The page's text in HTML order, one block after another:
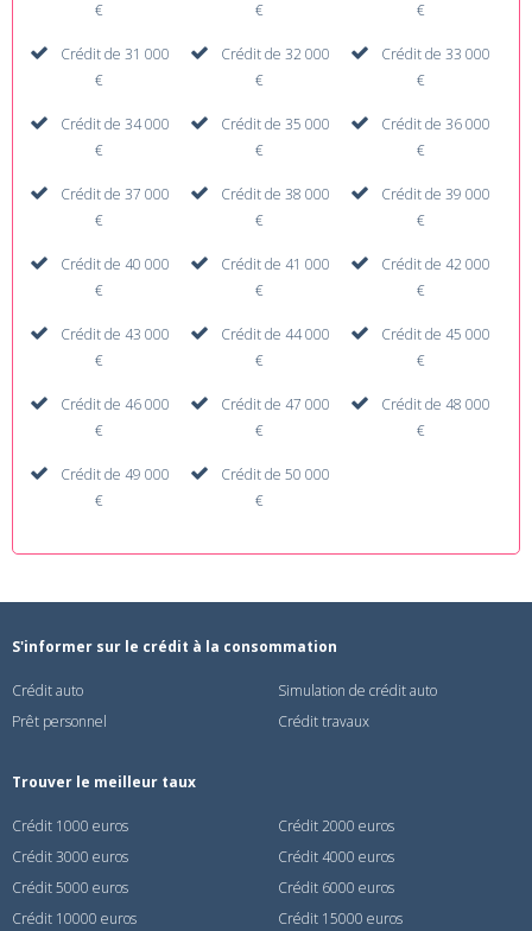
€
€
€
Crédit de 31 000
€
Crédit de 32 000
€
Crédit de 33 000
€
Crédit de 34 000
€
Crédit de 35 000
€
Crédit de 36 000
€
Crédit de 37 000
€
Crédit de 38 000
€
Crédit de 39 000
€
Crédit de 40 000
€
Crédit de 41 000
€
Crédit de 42 000
€
Crédit de 43 000
€
Crédit de 44 000
€
Crédit de 45 000
€
Crédit de 46 000
€
Crédit de 47 000
€
Crédit de 48 000
€
Crédit de 49 000
€
Crédit de 50 000
€
S'informer sur le crédit à la consommation
Crédit auto
Simulation de crédit auto
Prêt personnel
Crédit travaux
Trouver le meilleur taux
Crédit 1000 euros
Crédit 2000 euros
Crédit 3000 euros
Crédit 4000 euros
Crédit 5000 euros
Crédit 6000 euros
Crédit 10000 euros
Crédit 15000 euros